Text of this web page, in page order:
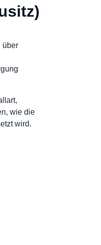
über
wie die
wird.